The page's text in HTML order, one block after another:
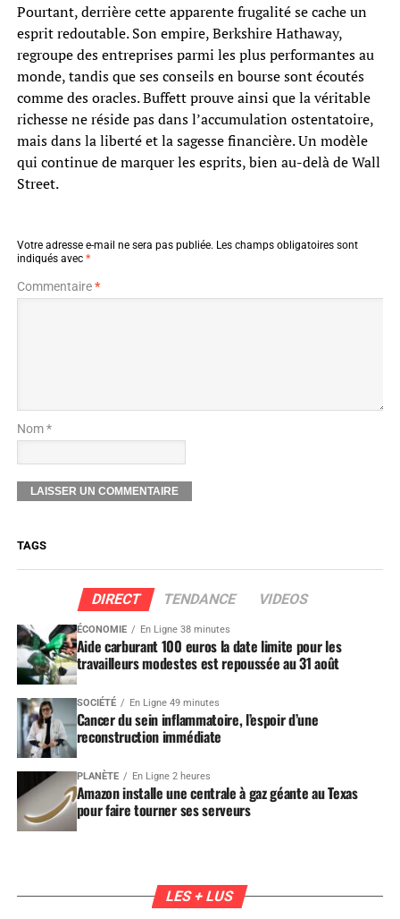
Pourtant, derrière cette apparente frugalité se cache un
esprit redoutable. Son empire, Berkshire Hathaway,
regroupe des entreprises parmi les plus performantes au
monde, tandis que ses conseils en bourse sont écoutés
comme des oracles. Buffett prouve ainsi que la véritable
richesse ne réside pas dans l’accumulation ostentatoire,
mais dans la liberté et la sagesse financière. Un modèle
qui continue de marquer les esprits, bien au-delà de Wall
Street.
Votre adresse e-mail ne sera pas publiée. Les champs obligatoires sont
indiqués avec *
Commentaire*
Nom *
TAGS
DIRECT TENDANCE VIDEOS
ÉCONOMIE En Ligne 38 minutes
Aide carburant 100 euros la date limite pour les
travailleurs modestes est repoussée au 31 août
SOCIÉTÉ En Ligne 49 minutes
Cancer du sein inflammatoire, l’espoir d’une
reconstruction immédiate
PLANÈTE En Ligne 2 heures
Amazon installe une centrale à gaz géante au Texas
pour faire tourner ses serveurs
LES + LUS